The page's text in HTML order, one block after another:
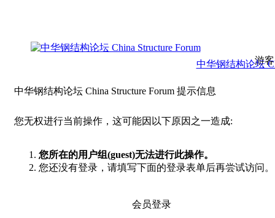
游
中华钢结构论坛
中华钢结构论坛 China Structure Forum 提示信息
您无权进行当前操作，这可能因以下原因之一造成:
您所在的用户组(guest)无法进行此操作。
您还没有登录，请填写下面的登录表单后再尝试访问。
会员登录